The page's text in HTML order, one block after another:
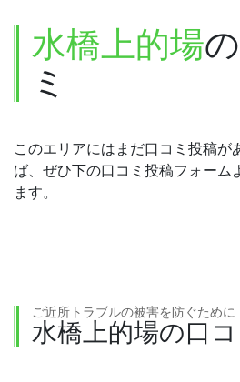
水橋上的場
ミ
このエリアにはまだ口コミ投稿が
ば、ぜひ下の口コミ投稿フォーム
ます。
ご近所トラブルの被害を防ぐために
水橋上的場の口